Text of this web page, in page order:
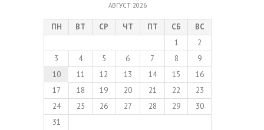
АВГУСТ 2026
ПН ВТ СР ЧТ ПТ СБ
ВС
1
2
3
4 5 6 7 8
9
10
11 12 13 14 15
16
17
18 19 20 21 22
23
24
25 26 27 28 29
30
31